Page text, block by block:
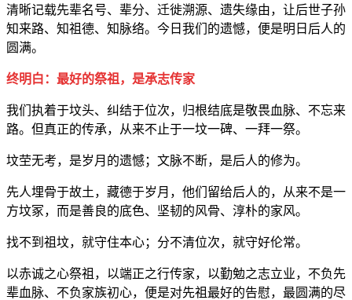
清晰记载先辈名号、辈分、迁徙溯源、遗失缘由，让后世子孙
知来路、知祖德、知脉络。今日我们的遗憾，便是明日后人的
圆满。
终明白：最好的祭祖，是承志传家
我们执着于坟头、纠结于位次，归根结底是敬畏血脉、不忘来
路。但真正的传承，从来不止于一坟一碑、一拜一祭。
坟茔无考，是岁月的遗憾；文脉不断，是后人的修为。
先人埋骨于故土，藏德于岁月，他们留给后人的，从来不是一
方坟冢，而是善良的底色、坚韧的风骨、淳朴的家风。
找不到祖坟，就守住本心；分不清位次，就守好伦常。
以赤诚之心祭祖，以端正之行传家，以勤勉之志立业，不负先
辈血脉、不负家族初心，便是对先祖最好的告慰，最圆满的尽